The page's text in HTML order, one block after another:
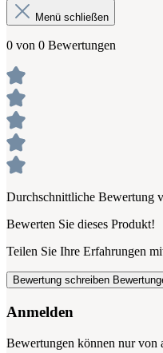
Menü schließen
0 von 0 Bewertungen
Durchschnittliche Bewertung
Bewerten Sie dieses Produkt!
Teilen Sie Ihre Erfahrungen
Bewertung schreiben
Anmelden
Bewertungen können nur von